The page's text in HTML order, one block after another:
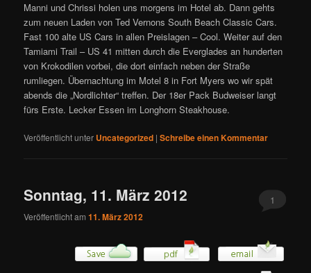
Manni und Chrissi holen uns morgens im Hotel ab. Dann gehts
zum neuen Laden von Ted Vernons South Beach Classic Cars.
Fast 100 alte US Cars in allen Preislagen – Cool. Weiter auf den
Tamiami Trail – US 41 mitten durch die Everglades an hunderten
von Krokodilen vorbei, die dort einfach neben der Straße
rumliegen. Übernachtung im Motel 8 in Fort Myers wo wir spät
abends die „Nordlichter“ treffen. Der 18er Pack Budweiser langt
fürs Erste. Lecker Essen im Longhorn Steakhouse.
Veröffentlicht unter Uncategorized |Schreibe einen Kommentar
Sonntag, 11. März 2012
Veröffentlicht am11. März 2012
1